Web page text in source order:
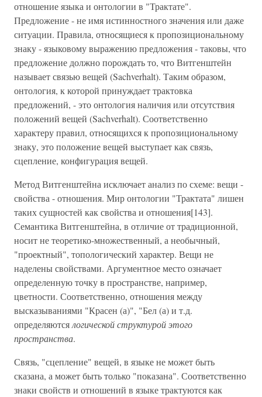
отношение языка и онтологии в "Трактате".
Предложение - не имя истинностного значения или даже
ситуации. Правила, относящиеся к пропозициональному
знаку - языковому выражению предложения - таковы, что
предложение должно порождать то, что Витгенштейн
называет связью вещей (Sachverhalt). Таким образом,
онтология, к которой принуждает трактовка
предложений, - это онтология наличия или отсутствия
положений вещей (Sachverhalt). Соответственно
характеру правил, относящихся к пропозициональному
знаку, это положение вещей выступает как связь,
сцепление, конфигурация вещей.
Метод Витгенштейна исключает анализ по схеме: вещи -
свойства - отношения. Мир онтологии "Трактата" лишен
таких сущностей как свойства и отношения[143].
Семантика Витгенштейна, в отличие от традиционной,
носит не теоретико-множественный, а необычный,
"проектный", топологический характер. Вещи не
наделены свойствами. Аргументное место означает
определенную точку в пространстве, например,
цветности. Соответственно, отношения между
высказываниями "Красен (а)", "Бел (а) и т.д.
определяютсялогической структурой этого
пространства.
Связь, "сцепление" вещей, в языке не может быть
сказана, а может быть только "показана". Соответственно
знаки свойств и отношений в языке трактуются как